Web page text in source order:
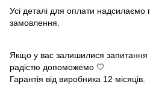
Усі деталі для оплати надсилаємо
замовлення.
Якщо у вас залишилися запитання
радістю допоможемо 🤍
Гарантія від виробника 12 місяців.